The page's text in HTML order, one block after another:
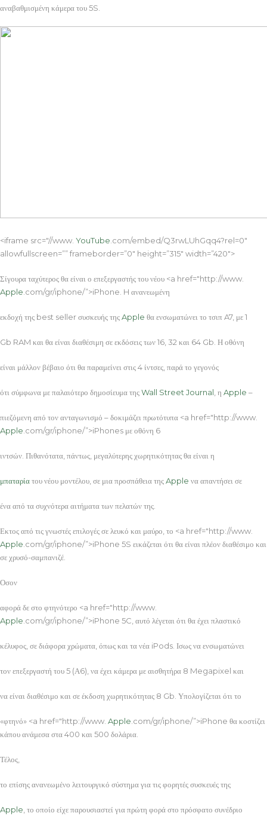
αναβαθμισμένη κάμερα του 5S.
<iframe src="//www. YouTube .com/embed/Q3rwLUhGqq4?rel=0″
allowfullscreen=”” frameborder=”0″ height=”315″ width=”420″>
Σίγουρα ταχύτερος θα είναι ο επεξεργαστής του νέου <a href="http://www.
Apple .com/gr/iphone/”>iPhone. H ανανεωμένη
εκδοχή της best seller συσκευής τηςApple θα ενσωματώνει το τσιπ A7, με 1
Gb RAM και θα είναι διαθέσιμη σε εκδόσεις των 16, 32 και 64 Gb. Η οθόνη
είναι μάλλον βέβαιο ότι θα παραμείνει στις 4 ίντσες, παρά το γεγονός
ότι σύμφωνα με παλαιότερο δημοσίευμα τηςWall Street Journal , η Apple –
πιεζόμενη από τον ανταγωνισμό – δοκιμάζει πρωτότυπα <a href="http://www.
Apple .com/gr/iphone/”>iPhones με οθόνη 6
ιντσών. Πιθανότατα, πάντως, μεγαλύτερης χωρητικότητας θα είναι η
μπαταρίατου νέου μοντέλου, σε μια προσπάθεια τηςApple να απαντήσει σε
ένα από τα συχνότερα αιτήματα των πελατών της.
Εκτος από τις γνωστές επιλογές σε λευκό και μαύρο, το <a href="http://www.
Apple .com/gr/iphone/”>iPhone 5S εικάζεται ότι θα είναι πλέον διαθέσιμο και
σε χρυσό-σαμπανιζέ.
Οσον
αφορά δε στο φτηνότερο <a href="http://www.
Apple .com/gr/iphone/”>iPhone 5C, αυτό λέγεται ότι θα έχει πλαστικό
κέλυφος, σε διάφορα χρώματα, όπως και τα νέα iPods. Ισως να ενσωματώνει
τον επεξεργαστή του 5 (Α6), να έχει κάμερα με αισθητήρα 8 Megapixel και
να είναι διαθέσιμο και σε έκδοση χωρητικότητας 8 Gb. Υπολογίζεται ότι το
«φτηνό» <a href="http://www. Apple .com/gr/iphone/”>iPhone θα κοστίζει
κάπου ανάμεσα στα 400 και 500 δολάρια.
Τέλος,
το επίσης ανανεωμένο λειτουργικό σύστημα για τις φορητές συσκευές της
Apple , το οποίο είχε παρουσιαστεί για πρώτη φορά στο πρόσφατο συνέδριο